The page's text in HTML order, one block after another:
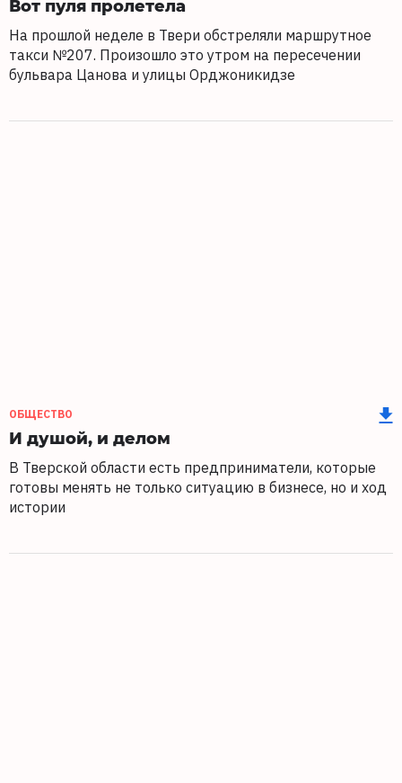
Вот пуля пролетела
На прошлой неделе в Твери обстреляли маршрутное
такси №207. Произошло это утром на пересечении
бульвара Цанова и улицы Орджоникидзе
ОБЩЕСТВО
И душой, и делом
В Тверской области есть предприниматели, которые
готовы менять не только ситуацию в бизнесе, но и ход
истории